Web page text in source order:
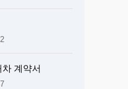
계약서